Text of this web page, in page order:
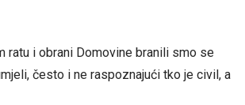
ratu i obrani Domovine branili smo se
često i ne raspoznajući tko je civil, a